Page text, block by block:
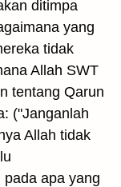
ditimpa
yang
tidak
Allah SWT
tentang Qarun
("Janganlah
Allah tidak
pada apa yang